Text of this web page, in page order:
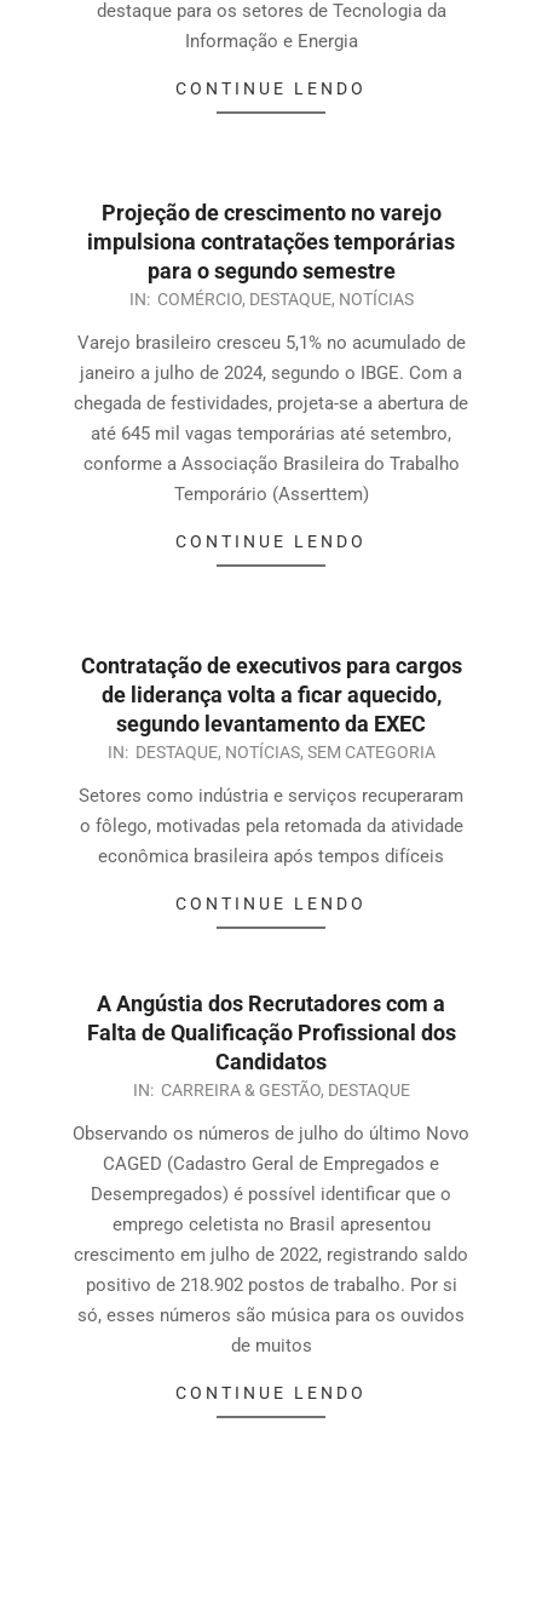
destaque para os setores de Tecnologia da
Informação e Energia
CONTINUE LENDO
Projeção de crescimento no varejo
impulsiona contratações temporárias
para o segundo semestre
IN: COMÉRCIO, DESTAQUE, NOTÍCIAS
Varejo brasileiro cresceu 5,1% no acumulado de
janeiro a julho de 2024, segundo o IBGE. Com a
chegada de festividades, projeta-se a abertura de
até 645 mil vagas temporárias até setembro,
conforme a Associação Brasileira do Trabalho
Temporário (Asserttem)
CONTINUE LENDO
Contratação de executivos para cargos
de liderança volta a ficar aquecido,
segundo levantamento da EXEC
IN: DESTAQUE, NOTÍCIAS, SEM CATEGORIA
Setores como indústria e serviços recuperaram
o fôlego, motivadas pela retomada da atividade
econômica brasileira após tempos difíceis
CONTINUE LENDO
A Angústia dos Recrutadores com a
Falta de Qualificação Profissional dos
Candidatos
IN: CARREIRA & GESTÃO, DESTAQUE
Observando os números de julho do último Novo
CAGED (Cadastro Geral de Empregados e
Desempregados) é possível identificar que o
emprego celetista no Brasil apresentou
crescimento em julho de 2022, registrando saldo
positivo de 218.902 postos de trabalho. Por si
só, esses números são música para os ouvidos
de muitos
CONTINUE LENDO